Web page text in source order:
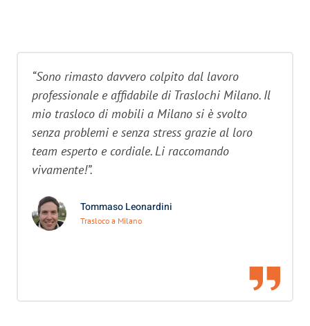
“Sono rimasto davvero colpito dal lavoro
professionale e affidabile di Traslochi Milano. Il
mio trasloco di mobili a Milano si è svolto
senza problemi e senza stress grazie al loro
team esperto e cordiale. Li raccomando
vivamente!”.
Tommaso Leonardini
Trasloco a Milano